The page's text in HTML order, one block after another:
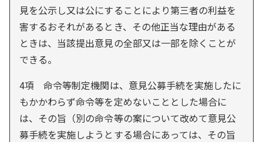
見を公示し又は公にすることにより第三者の利益を
害するおそれがあるとき、その他正当な理由がある
ときは、当該提出意見の全部又は一部を除くことが
できる。
4項 命令等制定機関は、意見公募手続を実施したに
もかかわらず命令等を定めないこととした場合に
は、その旨（別の命令等の案について改めて意見公
募手続を実施しようとする場合にあっては、その旨